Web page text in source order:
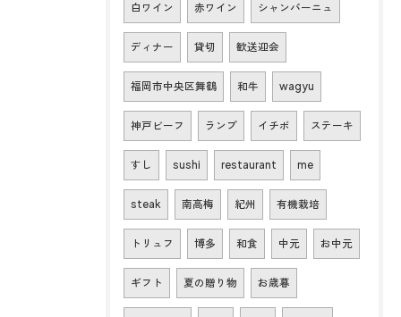
白ワイン 赤ワイン シャンパーニュ
ディナー 貸切 歓送迎会
福岡市中央区舞鶴 和牛 wagyu
神戸ビーフ ランプ イチボ ステーキ
すし sushi restaurant me
steak 南高梅 紀州 有機栽培
トリュフ 博多 和食 中元 お中元
ギフト 夏の贈り物 お歳暮